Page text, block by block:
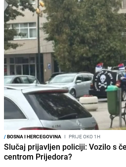
/BOSNA I HERCEGOVINA I PRIJE OKO 1H
Slučaj prijavljen policiji: Vozilo s
centrom Prijedora?